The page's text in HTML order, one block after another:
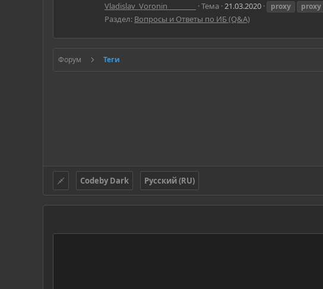
Vladislav_Voronin________
Тема 21.03.2020 proxy proxy
Раздел: Вопросы и Ответы по ИБ (Q&A)
Форум Теги
Codeby Dark Русский (RU)